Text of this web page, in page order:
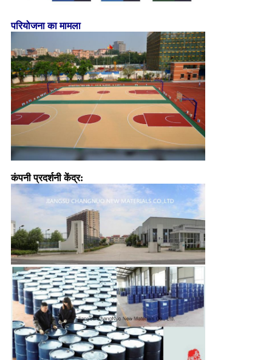
परियोजना का मामला
कंपनी प्रदर्शनी केंद्र: